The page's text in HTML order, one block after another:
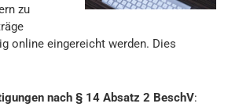
zu
online eingereicht werden. Dies
nach § 14 Absatz 2 BeschV: